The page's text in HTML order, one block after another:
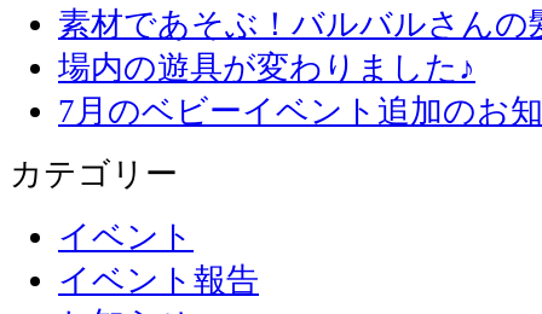
素材であそぶ！バルバルさん
場内の遊具が変わりました♪
7月のベビーイベント追加のお
カテゴリー
イベント
イベント報告